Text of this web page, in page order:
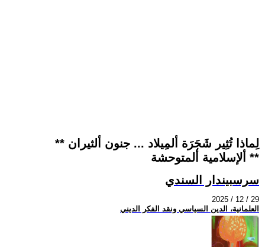
** لِماذا تُثِير شَجَرَة ألمِيلاد ... جنون ألثيران
ألإسلامية ألمتوحشة **
سرسبيندار السندي
2025 / 12 / 29
العلمانية، الدين السياسي ونقد الفكر الديني